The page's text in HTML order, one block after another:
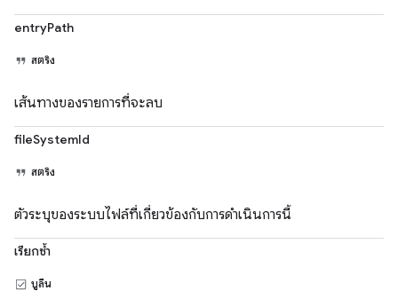
entryPath
สตริง
เส้นทางของรายการที่จะลบ
fileSystemId
สตริง
ตัวระบุของระบบไฟล์ที่เกี่ยวข้องกับการดำเนินการนี้
เรียกซ้ำ
บูลีน